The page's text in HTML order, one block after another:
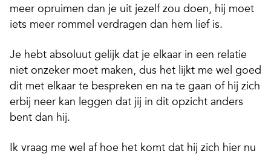
meer opruimen dan je uit jezelf zou doen, hij moet
iets meer rommel verdragen dan hem lief is.
Je hebt absoluut gelijk dat je elkaar in een relatie
niet onzeker moet maken, dus het lijkt me wel goed
dit met elkaar te bespreken en na te gaan of hij zich
erbij neer kan leggen dat jij in dit opzicht anders
bent dan hij.
Ik vraag me wel af hoe het komt dat hij zich hier nu